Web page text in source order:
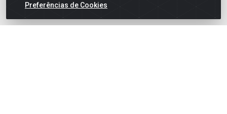
Preferências de Cookies